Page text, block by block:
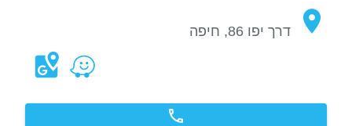
דרך יפו 86, חיפה